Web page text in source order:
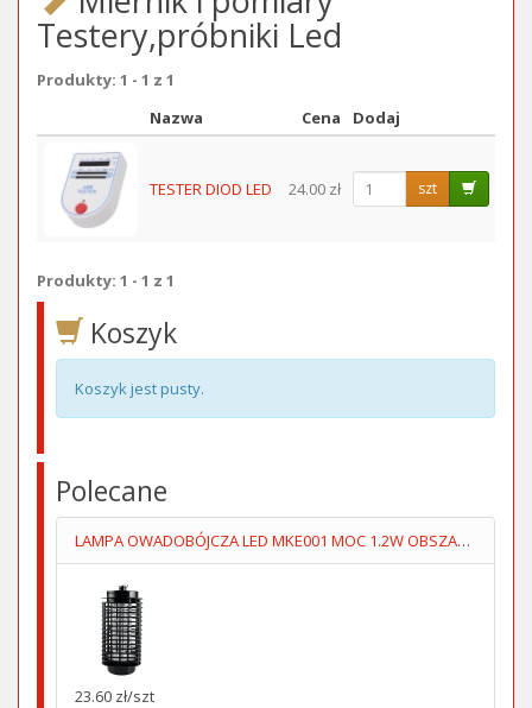
Testery,próbniki Led
Produkty: 1 - 1 z 1
Obraz
Nazwa Cena Dodaj
TESTER DIOD LED 24.00 zł szt
Produkty: 1 - 1 z 1
Koszyk
Koszyk jest pusty.
Polecane
LAMPA OWADOBÓJCZA LED MKE001 MOC 1.2W OBSZAR 30m2
23.60 zł/szt